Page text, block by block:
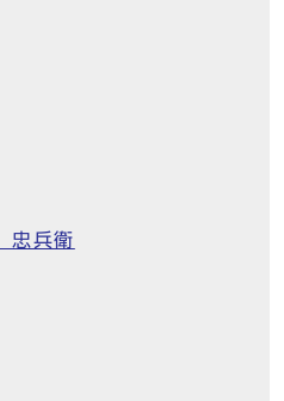
忠兵衛